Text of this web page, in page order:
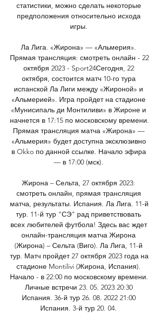
статистики, можно сделать некоторые
предположения относительно исхода
игры.
Ла Лига. «Жирона» — «Альмерия».
Прямая трансляция: смотреть онлайн - 22
октября 2023 - Sport24Сегодня, 22
октября, состоится матч 10-го тура
испанской Ла Лиги между «Жироной» и
«Альмерией». Игра пройдет на стадионе
«Мунисипаль ди Монтиливи» в Жироне и
начнется в 17:15 по московскому времени.
Прямая трансляция матча «Жирона» —
«Альмерия» будет доступна эксклюзивно
в Okko по данной ссылке. Начало эфира
— в 17:00 (мск).
Жирона – Сельта, 27 октября 2023:
смотреть онлайн, прямая трансляция
матча, результаты. Испания. Ла Лига. 11-й
тур. 11-й тур "СЭ" рад приветствовать
всех любителей футбола! Здесь вас ждет
онлайн-трансляция матча Жирона
(Жирона) – Сельта (Виго). Ла Лига, 11-й
тур. Матч пройдет 27 октября 2023 года на
стадионе Montilivi (Жирона, Испания).
Начало - в 22:00 по московскому времени.
Личные встречи 23. 05. 2023 20:30
Испания. 36-й тур 26. 08. 2022 21:00
Испания. 3-й тур 20. 04.